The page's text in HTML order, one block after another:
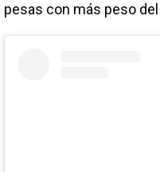
pesas con más peso